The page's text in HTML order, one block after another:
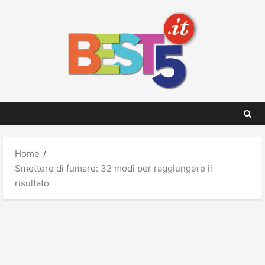
Home
Smettere di fumare: 32 modi per raggiungere il
risultato